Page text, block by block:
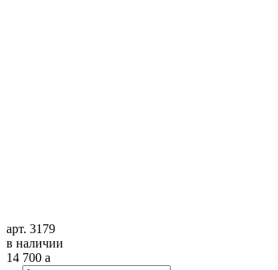
арт. 3179
в наличии
14 700 a